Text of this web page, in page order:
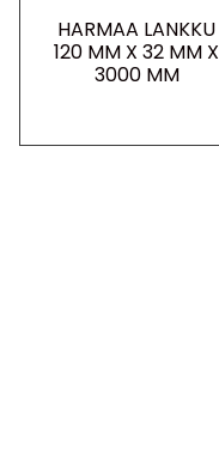
HARMAA LANKKU
120 MM X 32 MM X
3000 MM